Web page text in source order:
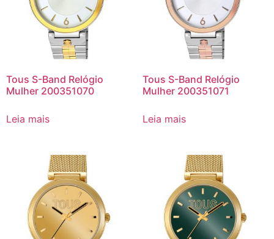
Tous S-Band Relógio
Mulher 200351070
Leia mais
Tous S-Band Relógio
Mulher 200351071
Leia mais